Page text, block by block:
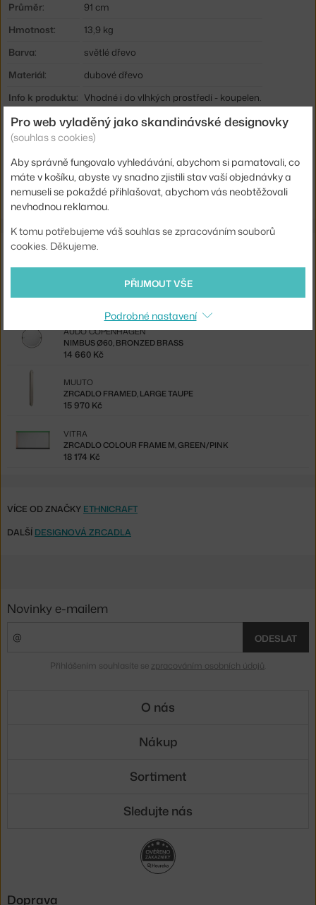
Průměr:
91 cm
Hmotnost:
13,9 kg
Barva:
světlé dřevo
Materiál:
dubové dřevo
Info k produktu: Vhodné i do vlhkých prostředí - koupelen.
Kód produktu
ETH-58164
EAN
5404023610850
Ste zo Slovenska? Prejdite naZrkadlo Layers Ø91, oak
Shopping from the EU? Switch toLayers Wall Mirror Ø91, oak
Také by se vám mohlo líbit
NIMBUS Ø60, BRONZED BRASS
AUDO COPENHAGEN
14 660 Kč
ZRCADLO FRAMED, LARGE TAUPE
MUUTO
15 970 Kč
ZRCADLO COLOUR FRAME M, GREEN/PINK
VITRA
18 174 Kč
VÍCE OD ZNAČKY ETHNICRAFT
DALŠÍ DESIGNOVÁ ZRCADLA
Pro web vyladěný jako skandinávské designovky
(souhlas s cookies)
Aby správně fungovalo vyhledávání, abychom si pamatovali, co
máte v košíku, abyste vy snadno zjistili stav vaší objednávky a
nemuseli se pokaždé přihlašovat, abychom vás neobtěžovali
nevhodnou reklamou.
K tomu potřebujeme váš souhlas se zpracováním souborů
cookies. Děkujeme.
PŘIJMOUT VŠE
Podrobné nastavení
Novinky e-mailem
ODESLAT
Přihlášením souhlasíte se zpracováním osobních údajů
O nás
Nákup
Sortiment
Sledujte nás
Doprava